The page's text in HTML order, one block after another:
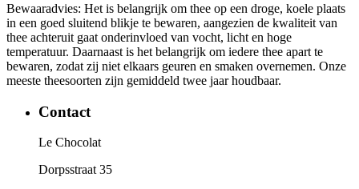
Bewaaradvies: Het is belangrijk om thee op een droge, koele plaats
in een goed sluitend blikje te bewaren, aangezien de kwaliteit van
thee achteruit gaat onderinvloed van vocht, licht en hoge
temperatuur. Daarnaast is het belangrijk om iedere thee apart te
bewaren, zodat zij niet elkaars geuren en smaken overnemen. Onze
meeste theesoorten zijn gemiddeld twee jaar houdbaar.
Contact
Le Chocolat
Dorpsstraat 35